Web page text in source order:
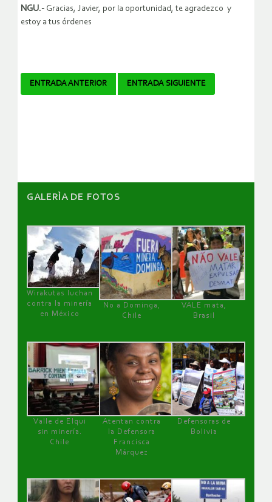
NGU.- Gracias, Javier, por la oportunidad, te agradezco y
estoy a tus órdenes
Navegador
ENTRADA ANTERIOR ENTRADA SIGUIENTE
GALERÌA DE FOTOS
Wirakutas luchan
contra la minería
en México
No a Dominga,
Chile
VALE mata,
Brasil
Valle de Elqui
sin minería.
Chile
Atentan contra
la Defensora
Francisca
Márquez
Defensoras de
Bolivia